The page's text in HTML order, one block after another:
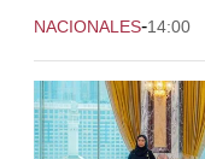
NACIONALES-14:00